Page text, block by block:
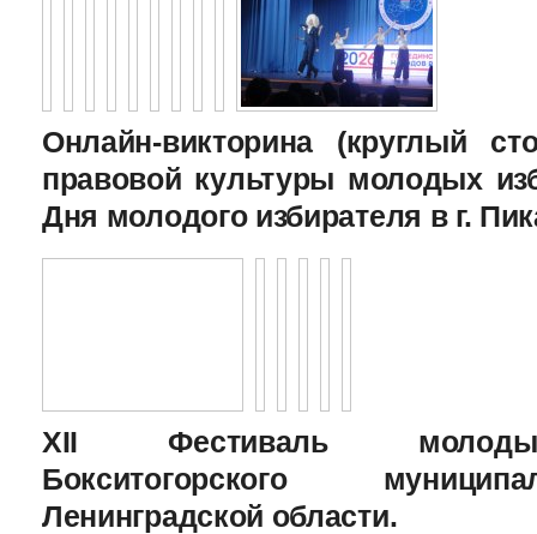
Онлайн-викторина (круглый
правовой культуры молодых
Дня молодого избирателя в г.
XII Фестиваль
Бокситогорского
Ленинградской области.